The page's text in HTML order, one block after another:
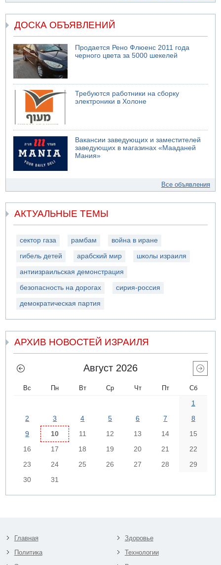
ДОСКА ОБЪЯВЛЕНИЙ
Продается Рено Флюенс 2011 года
черного цвета за 5000 шекелей
Требуются работники на сборку
электроники в Холоне
Вакансии заведующих и заместителей
заведующих в магазинах «Мааданей
Мания»
Все объявления
АКТУАЛЬНЫЕ ТЕМЫ
сектор газа рамбам война в иране
гибель детей арабский мир школы израиля
антиизраильская демонстрация
безопасность на дорогах сирия-россия
демократическая партия
АРХИВ НОВОСТЕЙ ИЗРАИЛЯ
Август 2026
Вс Пн Вт Ср Чт Пт Сб
1
2
3 4 5 6 7
8
9
10 11 12 13 14
15
16
17 18 19 20 21
22
23
24 25 26 27 28
29
30
31
Главная
Политика
Здоровье
Технологии